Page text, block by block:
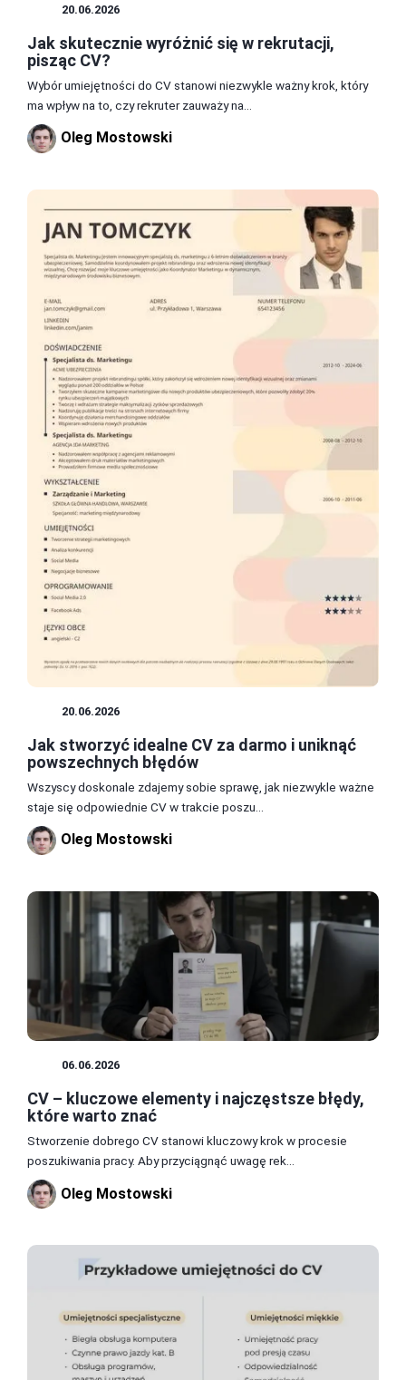
20.06.2026
Jak skutecznie wyróżnić się w rekrutacji,
pisząc CV?
Wybór umiejętności do CV stanowi niezwykle ważny krok, który
ma wpływ na to, czy rekruter zauważy na...
Oleg Mostowski
20.06.2026
Jak stworzyć idealne CV za darmo i uniknąć
powszechnych błędów
Wszyscy doskonale zdajemy sobie sprawę, jak niezwykle ważne
staje się odpowiednie CV w trakcie poszu...
Oleg Mostowski
06.06.2026
CV – kluczowe elementy i najczęstsze błędy,
które warto znać
Stworzenie dobrego CV stanowi kluczowy krok w procesie
poszukiwania pracy. Aby przyciągnąć uwagę rek...
Oleg Mostowski